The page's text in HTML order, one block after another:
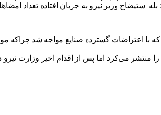
استیضاح وزیر نیرو به جریان افتاده تعداد
درصدی مصرف برق صنایع بزرگ که با اعتراضات گسترده
منتشر می‌کرد اما پس از اقدام اخیر وزارت